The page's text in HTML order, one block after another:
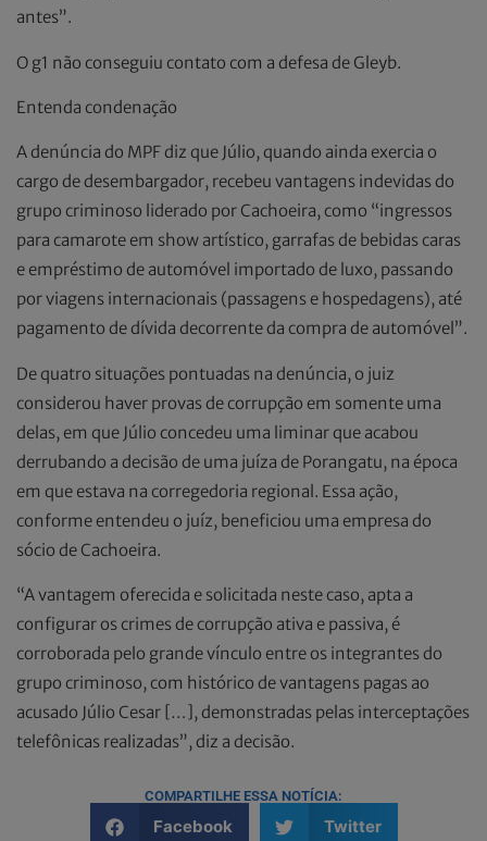
antes”.
O g1 não conseguiu contato com a defesa de Gleyb.
Entenda condenação
A denúncia do MPF diz que Júlio, quando ainda exercia o
cargo de desembargador, recebeu vantagens indevidas do
grupo criminoso liderado por Cachoeira, como “ingressos
para camarote em show artístico, garrafas de bebidas caras
e empréstimo de automóvel importado de luxo, passando
por viagens internacionais (passagens e hospedagens), até
pagamento de dívida decorrente da compra de automóvel”.
De quatro situações pontuadas na denúncia, o juiz
considerou haver provas de corrupção em somente uma
delas, em que Júlio concedeu uma liminar que acabou
derrubando a decisão de uma juíza de Porangatu, na época
em que estava na corregedoria regional. Essa ação,
conforme entendeu o juíz, beneficiou uma empresa do
sócio de Cachoeira.
“A vantagem oferecida e solicitada neste caso, apta a
configurar os crimes de corrupção ativa e passiva, é
corroborada pelo grande vínculo entre os integrantes do
grupo criminoso, com histórico de vantagens pagas ao
acusado Júlio Cesar […], demonstradas pelas interceptações
telefônicas realizadas”, diz a decisão.
COMPARTILHE ESSA NOTÍCIA:
Facebook Twitter